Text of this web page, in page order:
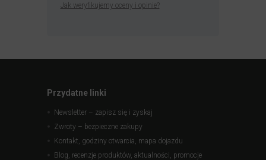
Jak weryfikujemy oceny i opinie?
Przydatne linki
Newsletter – zapisz się i zyskaj
Zwroty – bezpieczne zakupy
Kontakt, godziny otwarcia, mapa dojazdu
Blog, recenzje produktów, aktualności, promocje